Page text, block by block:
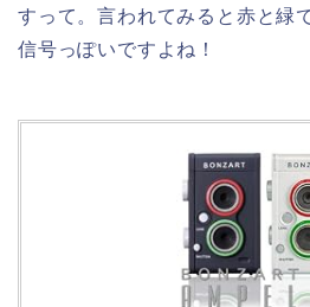
すって。言われてみると赤と緑
信号っぽいですよね！